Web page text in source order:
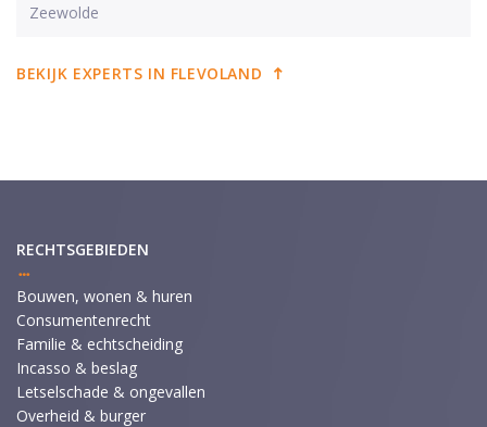
Zeewolde
BEKIJK EXPERTS IN FLEVOLAND
RECHTSGEBIEDEN
Bouwen, wonen & huren
Consumentenrecht
Familie & echtscheiding
Incasso & beslag
Letselschade & ongevallen
Overheid & burger